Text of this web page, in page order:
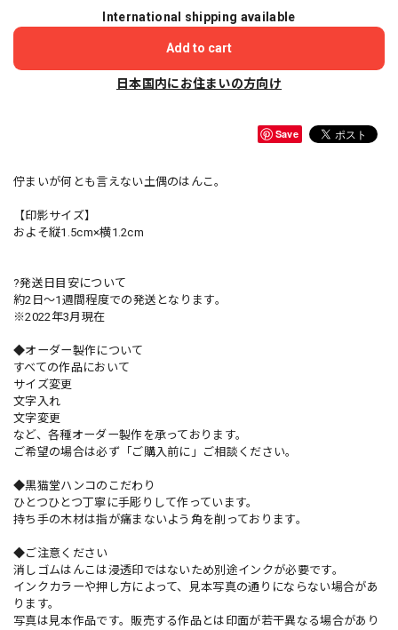
International shipping available
Add to cart
日本国内にお住まいの方向け
Save
佇まいが何とも言えない土偶のはんこ。
【印影サイズ】
およそ縦1.5cm×横1.2cm
?発送日目安について
約2日〜1週間程度での発送となります。
※2022年3月現在
◆オーダー製作について
すべての作品において
サイズ変更
文字入れ
文字変更
など、各種オーダー製作を承っております。
ご希望の場合は必ず「ご購入前に」ご相談ください。
◆黒猫堂ハンコのこだわり
ひとつひとつ丁寧に手彫りして作っています。
持ち手の木材は指が痛まないよう角を削っております。
◆ご注意ください
消しゴムはんこは浸透印ではないため別途インクが必要です。
インクカラーや押し方によって、見本写真の通りにならない場合があ
ります。
写真は見本作品です。販売する作品とは印面が若干異なる場合があり